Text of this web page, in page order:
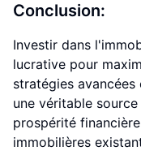
Conclusion:
Investir dans
lucrative pour
stratégies
une véritable
prospérité
immobilières